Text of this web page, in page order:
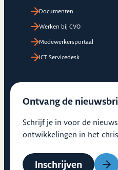
Documenten
Werken bij CVO
Medewerkersportaal
ICT Servicedesk
Ontvang de
Schrijf je in voor de
ontwikkelingen in het
Inschrijven